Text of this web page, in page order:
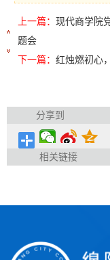
上一篇： 现代商学院
题会
下一篇： 红烛燃初心
分享到
相关链接